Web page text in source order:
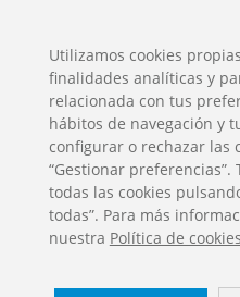
Utilizamos cookies
finalidades analíticas y
relacionada con tus
hábitos de navegación y
configurar o rechazar las
“Gestionar
todas las cookies
todas”. Para más
nuestra Política de cookies